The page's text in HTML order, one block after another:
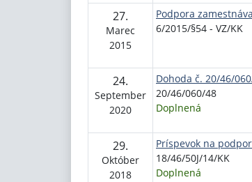
27.
Marec
2015
Podpora
6/2015/§54 - VZ/KK
24.
September
2020
Dohoda č. 20/46/
20/46/060/48
Doplnená
29.
Október
2018
Príspevok na
18/46/50J/14/KK
Doplnená